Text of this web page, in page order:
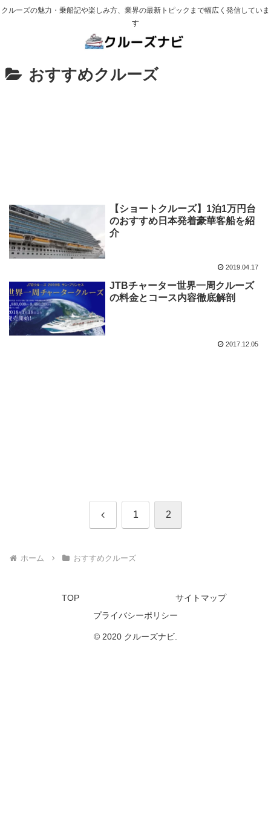
クルーズの魅力・乗船記や楽しみ方、業界の最新トピックまで幅広く発信していま
す
おすすめクルーズ
【ショートクルーズ】1泊1万円台
のおすすめ日本発着豪華客船を紹
介
2019.04.17
JTBチャーター世界一周クルーズ
の料金とコース内容徹底解剖
2017.12.05
前 1 2
ホーム おすすめクルーズ
TOP
サイトマップ
プライバシーポリシー
© 2020 クルーズナビ.